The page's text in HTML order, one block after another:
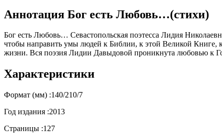
Аннотация Бог есть Любовь…(стихи)
Бог есть Любовь… Севастопольская поэтесса Лидия
чтобы направить умы людей к Библии, к этой Великой Книге,
жизни. Вся поэзия Лидии Давыдовой проникнута любовью к
Характеристики
Формат (мм) :140/210/7
Год издания :2013
Страницы :127